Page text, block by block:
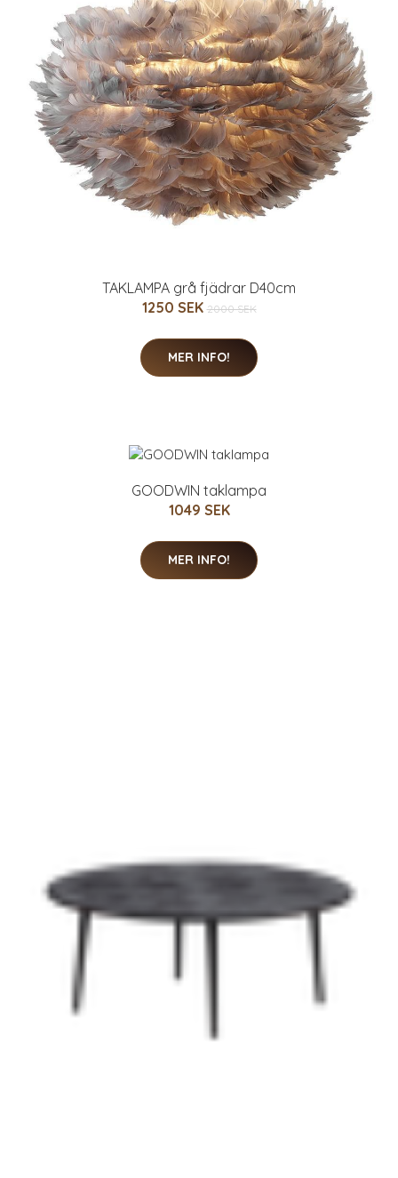
TAKLAMPA grå fjädrar D40cm
1250 SEK 2000 SEK
MER INFO!
GOODWIN taklampa
1049 SEK
MER INFO!